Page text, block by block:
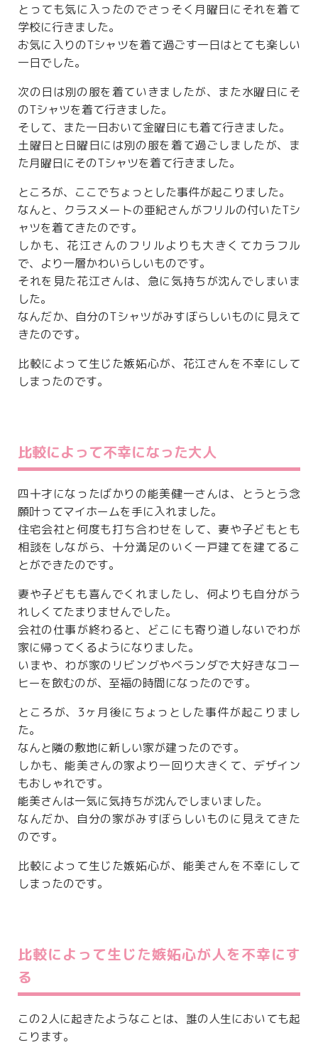
とっても気に入ったのでさっそく月曜日にそれを着て
学校に行きました。
お気に入りのTシャツを着て過ごす一日はとても楽しい
一日でした。
次の日は別の服を着ていきましたが、また水曜日にそ
のTシャツを着て行きました。
そして、また一日おいて金曜日にも着て行きました。
土曜日と日曜日には別の服を着て過ごしましたが、ま
た月曜日にそのTシャツを着て行きました。
ところが、ここでちょっとした事件が起こりました。
なんと、クラスメートの亜紀さんがフリルの付いたTシ
ャツを着てきたのです。
しかも、花江さんのフリルよりも大きくてカラフル
で、より一層かわいらしいものです。
それを見た花江さんは、急に気持ちが沈んでしまいま
した。
なんだか、自分のTシャツがみすぼらしいものに見えて
きたのです。
比較によって生じた嫉妬心が、花江さんを不幸にして
しまったのです。
比較によって不幸になった大人
四十才になったばかりの能美健一さんは、とうとう念
願叶ってマイホームを手に入れました。
住宅会社と何度も打ち合わせをして、妻や子どもとも
相談をしながら、十分満足のいく一戸建てを建てるこ
とができたのです。
妻や子どもも喜んでくれましたし、何よりも自分がう
れしくてたまりませんでした。
会社の仕事が終わると、どこにも寄り道しないでわが
家に帰ってくるようになりました。
いまや、わが家のリビングやベランダで大好きなコー
ヒーを飲むのが、至福の時間になったのです。
ところが、3ヶ月後にちょっとした事件が起こりまし
た。
なんと隣の敷地に新しい家が建ったのです。
しかも、能美さんの家より一回り大きくて、デザイン
もおしゃれです。
能美さんは一気に気持ちが沈んでしまいました。
なんだか、自分の家がみすぼらしいものに見えてきた
のです。
比較によって生じた嫉妬心が、能美さんを不幸にして
しまったのです。
比較によって生じた嫉妬心が人を不幸にす
る
この2人に起きたようなことは、誰の人生においても起
こります。